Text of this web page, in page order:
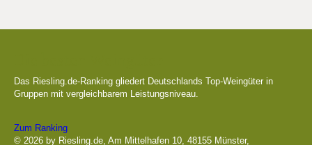
Das Riesling.de-Ranking gliedert Deutschlands Top-Weingüter in
Gruppen mit vergleichbarem Leistungsniveau.
Zum Ranking
© 2026 by Riesling.de, Am Mittelhafen 10, 48155 Münster,